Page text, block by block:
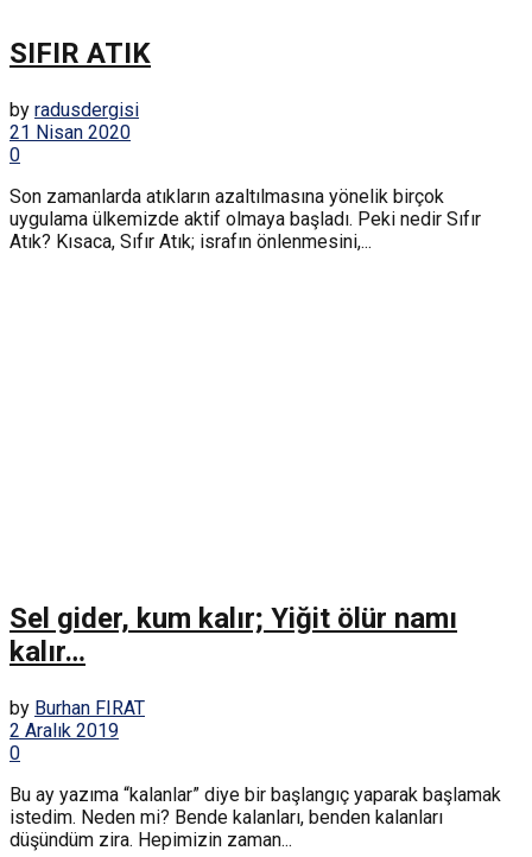
SIFIR ATIK
by radusdergisi
21 Nisan 2020
0
Son zamanlarda atıkların azaltılmasına yönelik birçok
uygulama ülkemizde aktif olmaya başladı. Peki nedir Sıfır
Atık? Kısaca, Sıfır Atık; israfın önlenmesini,...
Sel gider, kum kalır; Yiğit ölür namı
kalır…
by Burhan FIRAT
2 Aralık 2019
0
Bu ay yazıma “kalanlar” diye bir başlangıç yaparak başlamak
istedim. Neden mi? Bende kalanları, benden kalanları
düşündüm zira. Hepimizin zaman...